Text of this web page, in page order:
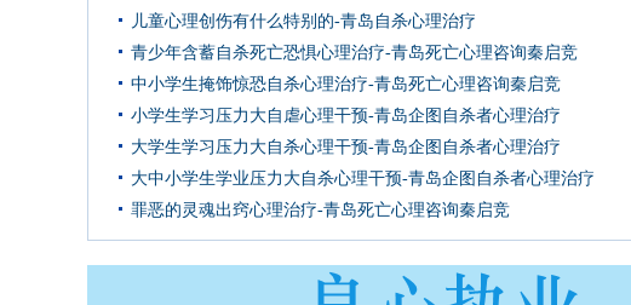
儿童心理创伤有什么特别的-青岛自杀心理治疗
青少年含蓄自杀死亡恐惧心理治疗-青岛死亡心理咨询秦启竞
中小学生掩饰惊恐自杀心理治疗-青岛死亡心理咨询秦启竞
小学生学习压力大自虐心理干预-青岛企图自杀者心理治疗
大学生学习压力大自杀心理干预-青岛企图自杀者心理治疗
大中小学生学业压力大自杀心理干预-青岛企图自杀者心理治疗
罪恶的灵魂出窍心理治疗-青岛死亡心理咨询秦启竞